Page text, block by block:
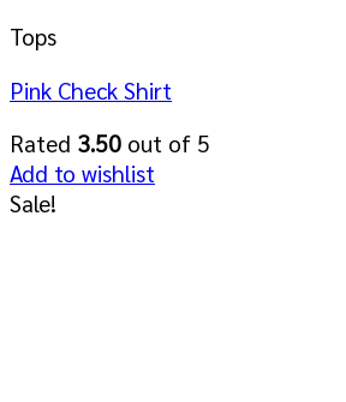
Tops
Pink Check Shirt
Rated 3.50 out of 5
Add to wishlist
Sale!